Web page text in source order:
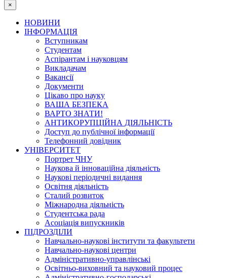
×
НОВИНИ
ІНФОРМАЦІЯ
Вступникам
Студентам
Аспірантам і науковцям
Викладачам
Вакансії
Документи
Цікаво про науку
ВАША БЕЗПЕКА
ВАРТО ЗНАТИ!
АНТИКОРУПЦІЙНА ДІЯЛЬНІСТЬ
Доступ до публічної інформації
Телефонний довідник
УНІВЕРСИТЕТ
Портрет ЧНУ
Наукова й інноваційна діяльність
Наукові періодичні видання
Освітня діяльність
Сталий розвиток
Міжнародна діяльність
Студентська рада
Асоціація випускників
ПІДРОЗДІЛИ
Навчально-наукові інститути та факультети
Навчально-наукові центри
Адміністративно-управлінські
Освітньо-виховний та науковий процес